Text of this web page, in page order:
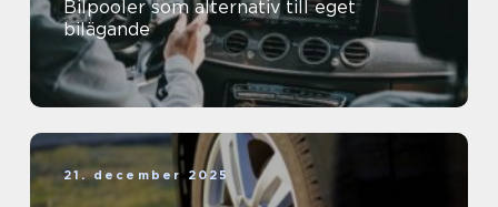
Bilpooler som alternativ till eget
bilägande
21. december 2025